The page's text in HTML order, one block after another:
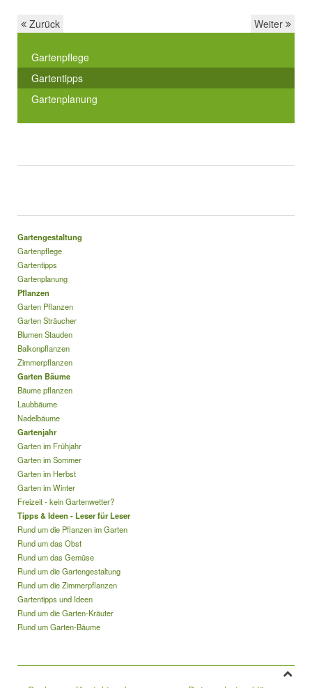
Zurück Weiter
Gartenpflege
Gartentipps
Gartenplanung
Gartengestaltung
Gartenpflege
Gartentipps
Gartenplanung
Pflanzen
Garten Pflanzen
Garten Sträucher
Blumen Stauden
Balkonpflanzen
Zimmerpflanzen
Garten Bäume
Bäume pflanzen
Laubbäume
Nadelbäume
Gartenjahr
Garten im Frühjahr
Garten im Sommer
Garten im Herbst
Garten im Winter
Freizeit - kein Gartenwetter?
Tipps & Ideen - Leser für Leser
Rund um die Pflanzen im Garten
Rund um das Obst
Rund um das Gemüse
Rund um die Gartengestaltung
Rund um die Zimmerpflanzen
Gartentipps und Ideen
Rund um die Garten-Kräuter
Rund um Garten-Bäume